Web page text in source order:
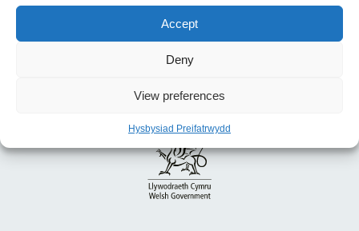
Accept
Deny
View preferences
Hysbysiad Preifatrwydd